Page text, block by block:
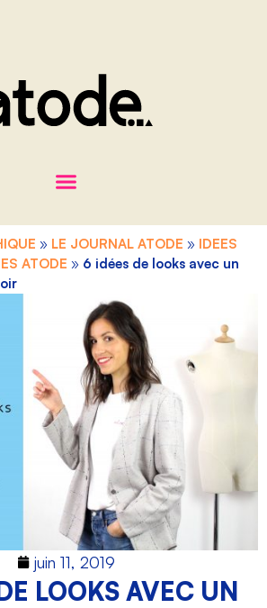
» LE JOURNAL ATODE » IDEES
ATODE » 6 idées de looks avec un
juin 11, 2019
LOOKS AVEC UN